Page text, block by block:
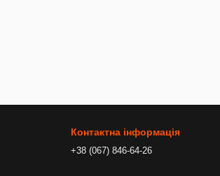
Контактна інформація
+38 (067) 846-64-26